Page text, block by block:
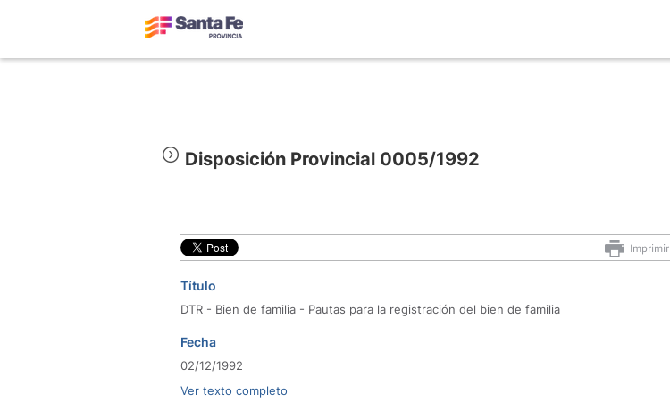
Disposición Provincial 0005/1992
Imprimir
Título
DTR - Bien de familia - Pautas para la registración del bien de familia
Fecha
02/12/1992
Ver texto completo